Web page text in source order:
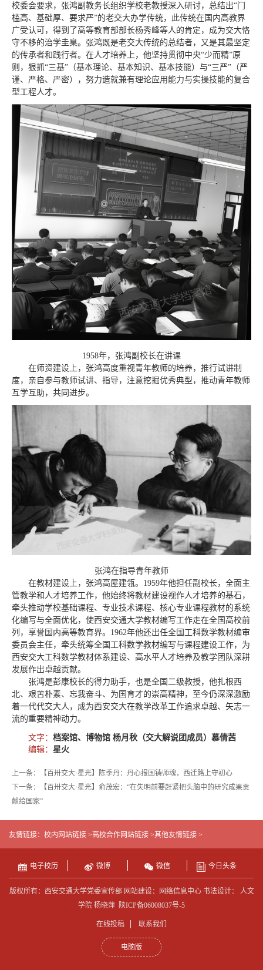
校委会要求，张鸿副教务长组织学校老教授深入研讨，总结出“门
槛高、基础厚、要求严”的老交大办学传统，此传统在国内高教界
广受认可，得到了高等教育部部长杨秀峰等人的肯定，成为交大恪
守不移的治学圭臬。张鸿既是老交大传统的总结者，又是其最坚定
的传承者和践行者。在人才培养上，他坚持贯彻中央“少而精”原
则，狠抓“三基”（基本理论、基本知识、基本技能）与“三严”（严
谨、严格、严密），努力造就兼有理论应用能力与实操技能的复合
型工程人才。
1958年，张鸿副校长在讲课
在师资建设上，张鸿高度重视青年教师的培养，推行试讲制
度，亲自参与教师试讲、指导，注意挖掘优秀典型，推动青年教师
互学互助，共同进步。
张鸿在指导青年教师
在教材建设上，张鸿高屋建瓴。1959年他担任副校长，全面主
管教学和人才培养工作，他始终将教材建设视作人才培养的基石，
牵头推动学校基础课程、专业技术课程、核心专业课程教材的系统
化编写与全面优化，使西安交通大学教材编写工作走在全国高校前
列，享誉国内高等教育界。1962年他还出任全国工科数学教材编审
委员会主任，牵头统筹全国工科数学教材编写与课程建设工作，为
西安交大工科数学教材体系建设、高水平人才培养及教学团队深耕
发展作出卓越贡献。
张鸿是彭康校长的得力助手，也是全国二级教授，他扎根西
北、艰苦朴素、忘我奋斗、为国育才的崇高精神，至今仍深深激励
着一代代交大人，成为西安交大在教学改革工作追求卓越、矢志一
流的重要精神动力。
文字： 档案馆、博物馆 杨月秋（交大解说团成员）慕倩茜
编辑： 星火
上一条：【百卅交大·星光】陈季丹：丹心报国铸师魂，西迁路上守初心
下一条：【百卅交大·星光】俞茂宏：“在失明前要赶紧把头脑中的研究成果贡
献给国家”
友情链接： 校内网站链接 >高校合作网站链接 >其他友情链接 >
电子校历 微博 微信 今日头条
版权所有：西安交通大学党委宣传部 网站建设：网络信息中心 书法设计： 人文
学院 杨晓萍 陕ICP备06008037号-5
在线投稿 联系我们
电脑版